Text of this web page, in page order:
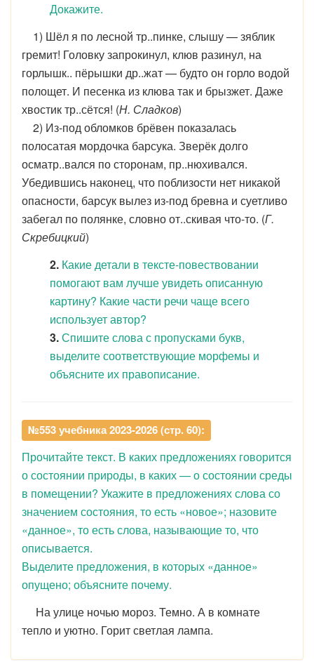
Докажите.
1) Шёл я по лесной тр..пинке, слышу — зяблик
гремит! Головку запрокинул, клюв разинул, на
горлышк.. пёрышки др..жат — будто он горло водой
полощет. И песенка из клюва так и брызжет. Даже
хвостик тр..сётся! (Н. Сладков)
2) Из-под обломков брёвен показалась
полосатая мордочка барсука. Зверёк долго
осматр..вался по сторонам, пр..нюхивался.
Убедившись наконец, что поблизости нет никакой
опасности, барсук вылез из-под бревна и суетливо
забегал по полянке, словно от..скивая что-то. (Г.
Скребицкий)
2. Какие детали в тексте-повествовании
помогают вам лучше увидеть описанную
картину? Какие части речи чаще всего
использует автор?
3.Спишите слова с пропусками букв,
выделите соответствующие морфемы и
объясните их правописание.
№553 учебника 2023-2026 (стр. 60):
Прочитайте текст. В каких предложениях говорится
о состоянии природы, в каких — о состоянии среды
в помещении? Укажите в предложениях слова со
значением состояния, то есть «новое»; назовите
«данное», то есть слова, называющие то, что
описывается.
Выделите предложения, в которых «данное»
опущено; объясните почему.
На улице ночью мороз. Темно. А в комнате
тепло и уютно. Горит светлая лампа.